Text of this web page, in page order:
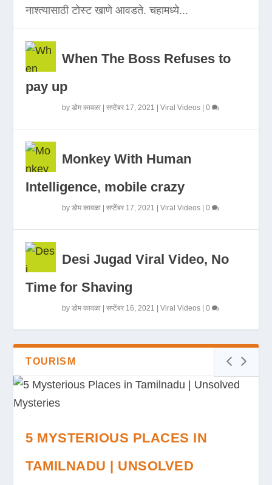
नाश्त्यासाठी टोस्ट खाणे आवडते. चहामध्ये...
When The Boss Refuses to
pay up
byडोम कावळा |सप्टेंबर 17, 2021 |Viral Videos |0
Monkey With Human
Intelligence, mobile crazy
byडोम कावळा |सप्टेंबर 17, 2021 |Viral Videos |0
Desi Jugad Viral Video, No
Time for Shaving
byडोम कावळा |सप्टेंबर 16, 2021 |Viral Videos |0
TOURISM
5 MYSTERIOUS PLACES IN
TAMILNADU | UNSOLVED